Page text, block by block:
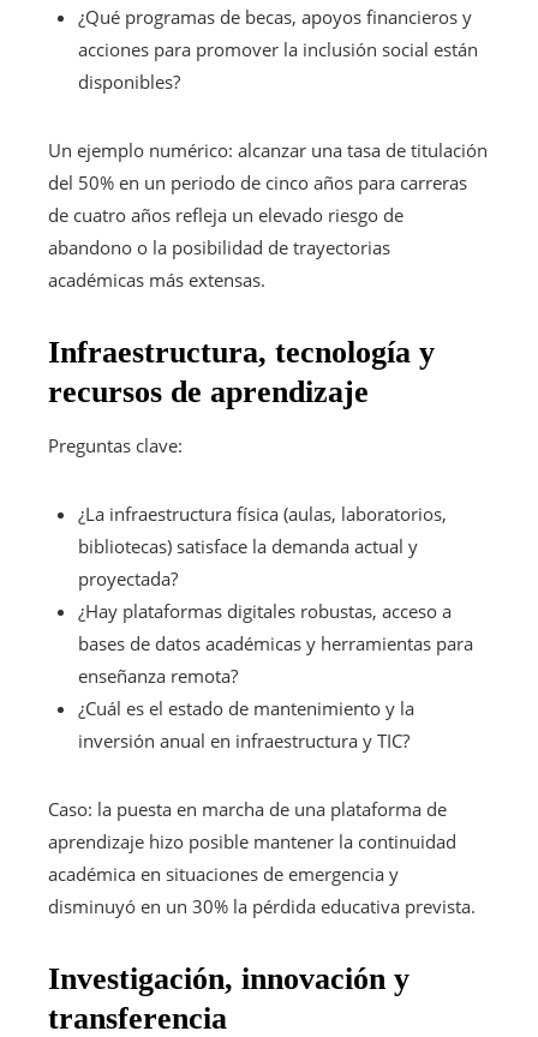
¿Qué programas de becas, apoyos financieros y
acciones para promover la inclusión social están
disponibles?
Un ejemplo numérico: alcanzar una tasa de titulación
del 50% en un periodo de cinco años para carreras
de cuatro años refleja un elevado riesgo de
abandono o la posibilidad de trayectorias
académicas más extensas.
Infraestructura, tecnología y
recursos de aprendizaje
Preguntas clave:
¿La infraestructura física (aulas, laboratorios,
bibliotecas) satisface la demanda actual y
proyectada?
¿Hay plataformas digitales robustas, acceso a
bases de datos académicas y herramientas para
enseñanza remota?
¿Cuál es el estado de mantenimiento y la
inversión anual en infraestructura y TIC?
Caso: la puesta en marcha de una plataforma de
aprendizaje hizo posible mantener la continuidad
académica en situaciones de emergencia y
disminuyó en un 30% la pérdida educativa prevista.
Investigación, innovación y
transferencia